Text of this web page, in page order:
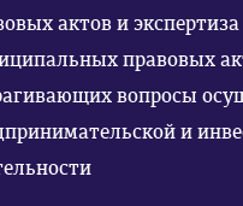
актов и экспертиза
правовых
вопросы
и